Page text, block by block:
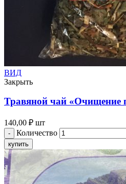
ВИД
Закрыть
Травяной чай «Очищение
140,00 ₽ шт
Количество
купить